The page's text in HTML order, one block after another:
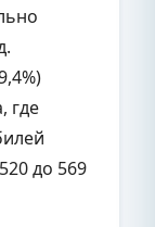
где
до 569